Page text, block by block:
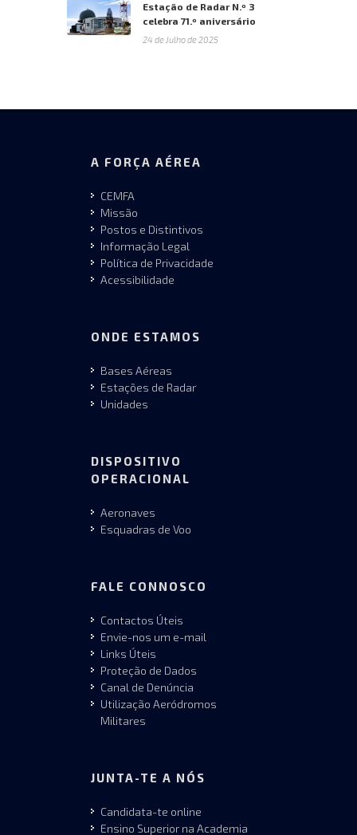
Estação de Radar N.º 3
celebra 71.º aniversário
24 de Julho de 2025
A FORÇA AÉREA
CEMFA
Missão
Postos e Distintivos
Informação Legal
Política de Privacidade
Acessibilidade
ONDE ESTAMOS
Bases Aéreas
Estações de Radar
Unidades
DISPOSITIVO
OPERACIONAL
Aeronaves
Esquadras de Voo
FALE CONNOSCO
Contactos Úteis
Envie-nos um e-mail
Links Úteis
Proteção de Dados
Canal de Denúncia
Utilização Aeródromos
Militares
JUNTA-TE A NÓS
Candidata-te online
Ensino Superior na Academia